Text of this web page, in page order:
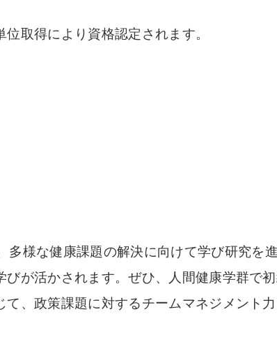
取得により資格認定されます。
多様な健康課題の解決に向けて学び研究を
が活かされます。ぜひ、人間健康学群で
、政策課題に対するチームマネジメント